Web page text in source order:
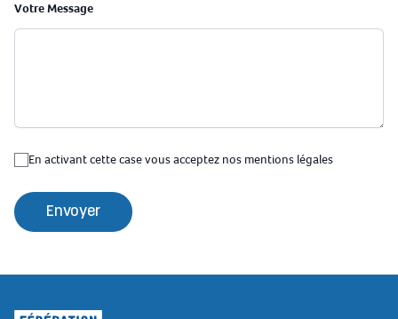
Votre Message
En activant cette case vous acceptez nos mentions légales
Envoyer